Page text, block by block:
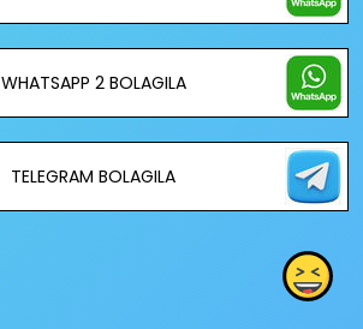
WHATSAPP 2 BOLAGILA
TELEGRAM BOLAGILA